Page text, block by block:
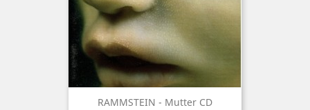
RAMMSTEIN - Mutter CD